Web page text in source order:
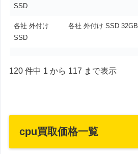
SSD
各社 外付け
SSD
各社 外付け SSD 32GB
120 件中 1 から 117 まで表示
cpu買取価格一覧